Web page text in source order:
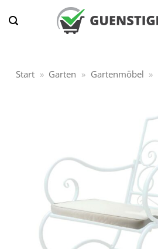
Inhalt
Start » Garten » Gartenmöbel »